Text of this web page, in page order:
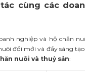
cùng các
nghiệp và hộ chăn
đổi mới và đầy sáng
nuôi và thuỷ sản: